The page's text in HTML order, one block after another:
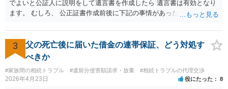
欠ですので、 初めに述べた通り、代理人と相談するか、資料を持って
面談相談に行ってみることをお勧めします。
でよいと公証人に説明をして遺言書を作成したら 遺言書は有効となり
ます。 むしろ、 公正証書作成前後に下記の事情があったことが証明で
月に携帯が新しくなった母からの第一声は「ここにいたら殺される」
「面会に来てくれ」で、長男に聞くと「面会は出来ない。俺は携帯電
話の使い方を教える為に会っている」「母の話は聞かなくて良い」と
電話が切れました。その後の電話でも「食事に毒が入っている」「体
にチップが埋められている」等、おかしかったです。 当時の診療記
録、介護認定の資料、介護記録を取得して 弁護士に面談で相談された
3
父の死亡後に届いた借金の連帯保証、どう対処す
べきか
#家族間の相続トラブル #遺留分侵害額請求・放棄 #相続トラブルの代理交渉
2026年4月23日 役にたった 8